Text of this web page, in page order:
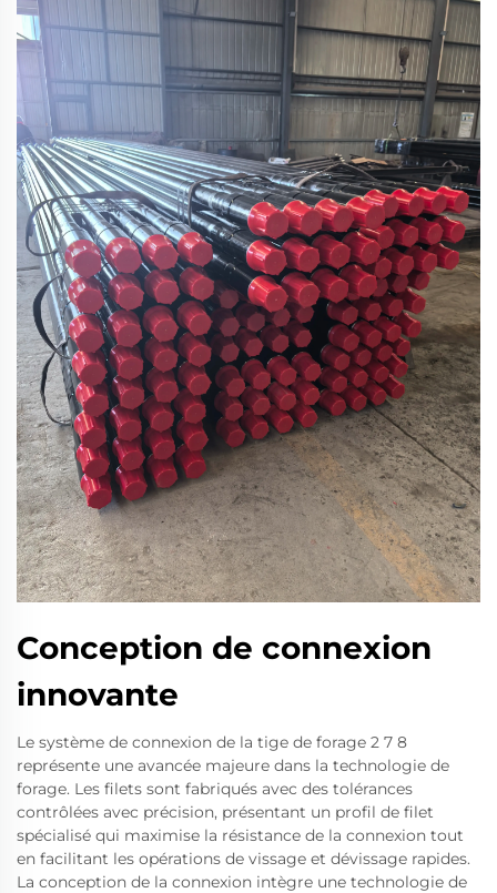
Conception de connexion
innovante
Le système de connexion de la tige de forage 2 7 8
représente une avancée majeure dans la technologie de
forage. Les filets sont fabriqués avec des tolérances
contrôlées avec précision, présentant un profil de filet
spécialisé qui maximise la résistance de la connexion tout
en facilitant les opérations de vissage et dévissage rapides.
La conception de la connexion intègre une technologie de